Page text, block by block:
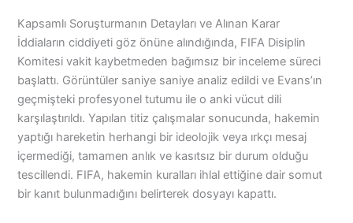
Kapsamlı Soruşturmanın Detayları ve Alınan Karar
İddiaların ciddiyeti göz önüne alındığında, FIFA Disiplin
Komitesi vakit kaybetmeden bağımsız bir inceleme süreci
başlattı. Görüntüler saniye saniye analiz edildi ve Evans’ın
geçmişteki profesyonel tutumu ile o anki vücut dili
karşılaştırıldı. Yapılan titiz çalışmalar sonucunda, hakemin
yaptığı hareketin herhangi bir ideolojik veya ırkçı mesaj
içermediği, tamamen anlık ve kasıtsız bir durum olduğu
tescillendi. FIFA, hakemin kuralları ihlal ettiğine dair somut
bir kanıt bulunmadığını belirterek dosyayı kapattı.